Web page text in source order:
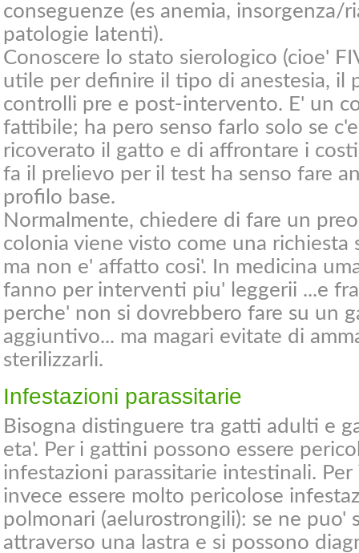
conseguenze (es anemia, insorgenza/
patologie latenti).
Conoscere lo stato sierologico (cioe'
utile per definire il tipo di anestesia, il
controlli pre e post-intervento. E' un
fattibile; ha pero senso farlo solo se
ricoverato il gatto e di affrontare i
fa il prelievo per il test ha senso fare
profilo base.
Normalmente, chiedere di fare un
colonia viene visto come una richiesta
ma non e' affatto cosi'. In medicina
fanno per interventi piu' leggerii ...e
perche' non si dovrebbero fare su un
aggiuntivo... ma magari evitate di
sterilizzarli.
Infestazioni parassitarie
Bisogna distinguere tra gatti adulti e
eta'. Per i gattini possono essere
infestazioni parassitarie intestinali.
invece essere molto pericolose
polmonari (aelurostrongili): se ne puo'
attraverso una lastra e si possono